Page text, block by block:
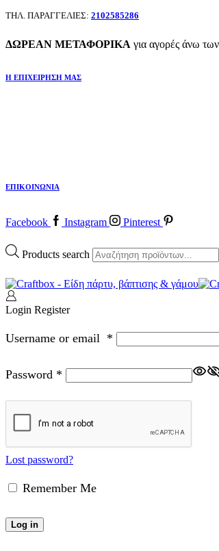
ΤΗΛ. ΠΑΡΑΓΓΕΛΙΕΣ: 2102585286
ΔΩΡΕΑΝ ΜΕΤΑΦΟΡΙΚΑ για αγορές άνω των
Η ΕΠΙΧΕΙΡΗΣΗ ΜΑΣ
ΕΠΙΚΟΙΝΩΝΙΑ
Facebook Instagram Pinterest
Products search
Login Register
Username or email *
Password *
Lost password?
Remember Me
Log in